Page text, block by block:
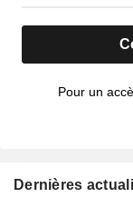
Pour un
Dernières